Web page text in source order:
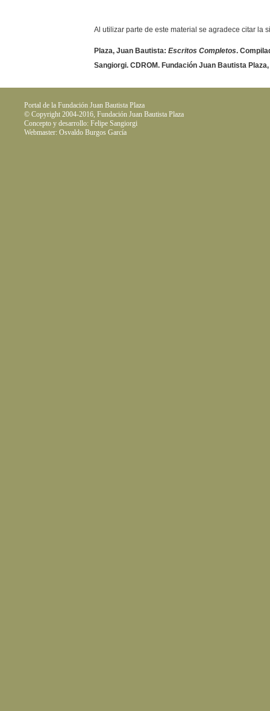
Al utilizar parte de este material se agradece citar la
Plaza, Juan Bautista: Escritos Completos.
Sangiorgi. CDROM. Fundación Juan Bautista
Portal de la Fundación Juan Bautista Plaza
© Copyright 2004-2016, Fundación Juan Bautista Plaza
Concepto y desarrollo: Felipe Sangiorgi
Webmaster: Osvaldo Burgos García